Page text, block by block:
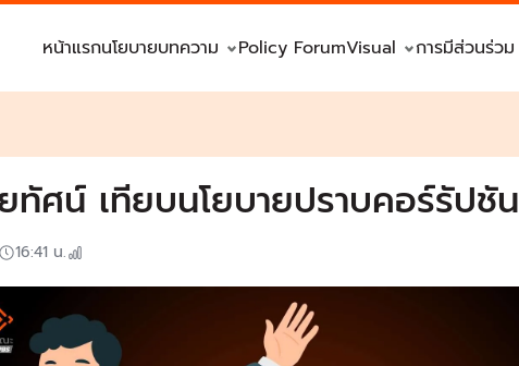
หน้าแรกนโยบายบทความ Policy ForumVisual การมีส่วนร่วม
ทัศน์ เทียบนโยบายปราบคอร์รัปชัน​
16:41 น.